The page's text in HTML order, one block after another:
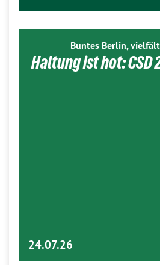
Buntes Berlin,
Haltung ist hot: CSD
24.07.26